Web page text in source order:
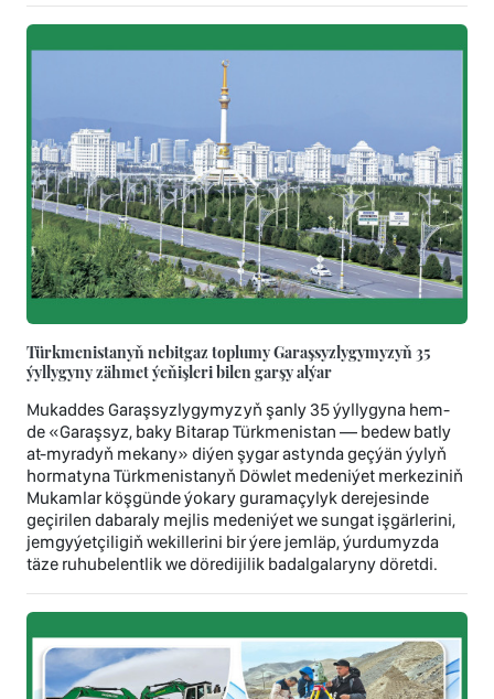
Türkmenistanyň nebitgaz toplumy Garaşsyzlygymyzyň 35
ýyllygyny zähmet ýeňişleri bilen garşy alýar
Mukaddes Garaşsyzlygymyzyň şanly 35 ýyllygyna hem-
de «Garaşsyz, baky Bitarap Türkmenistan — bedew batly
at-myradyň mekany» diýen şygar astynda geçýän ýylyň
hormatyna Türkmenistanyň Döwlet medeniýet merkeziniň
Mukamlar köşgünde ýokary guramaçylyk derejesinde
geçirilen dabaraly mejlis medeniýet we sungat işgärlerini,
jemgyýetçiligiň wekillerini bir ýere jemläp, ýurdumyzda
täze ruhubelentlik we döredijilik badalgalaryny döretdi.